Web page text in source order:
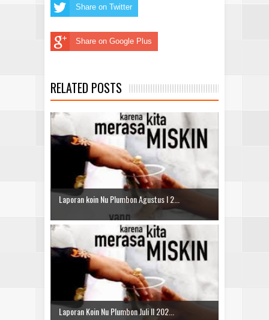
Share on Twitter
Share on Google Plus
RELATED POSTS
Laporan koin Nu Plumbon Agustus I 2...
Laporan Koin Nu Plumbon Juli II 202...